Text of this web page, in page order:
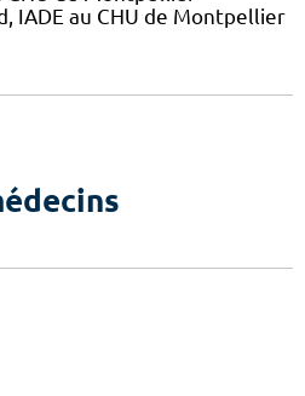
IADE au CHU de Montpellier